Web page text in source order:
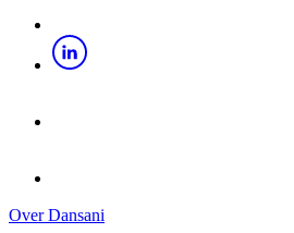
Over Dansani